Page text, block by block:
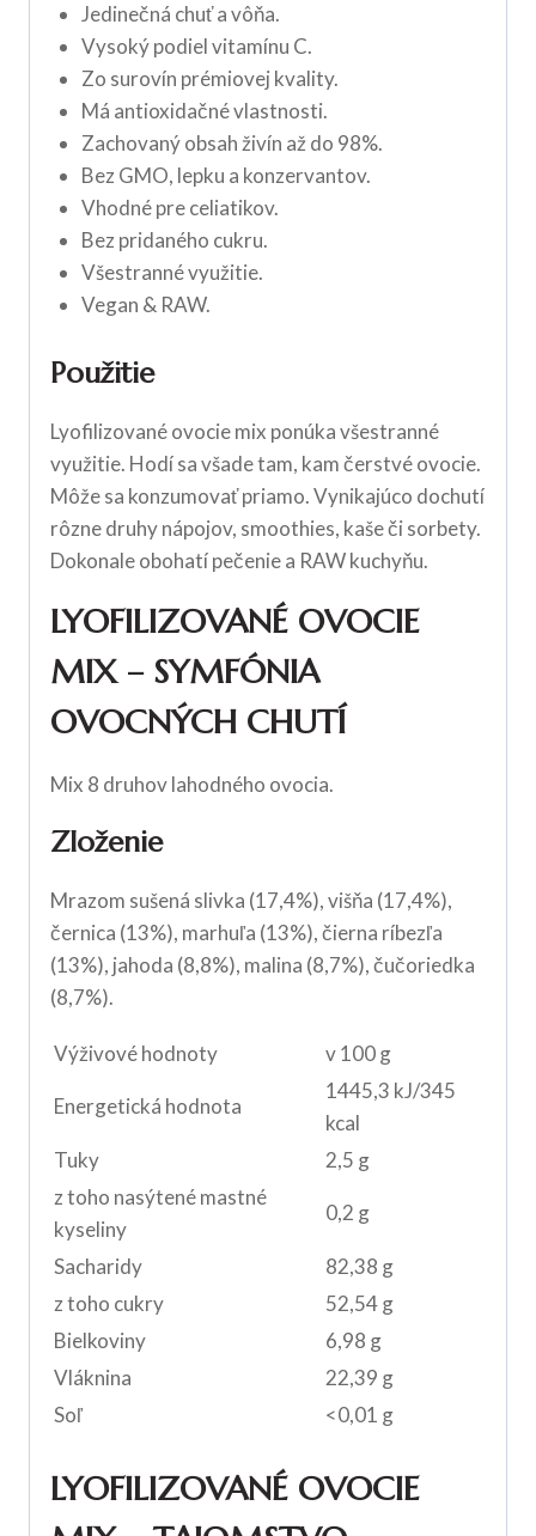
Jedinečná chuť a vôňa.
Vysoký podiel vitamínu C.
Zo surovín prémiovej kvality.
Má antioxidačné vlastnosti.
Zachovaný obsah živín až do 98%.
Bez GMO, lepku a konzervantov.
Vhodné pre celiatikov.
Bez pridaného cukru.
Všestranné využitie.
Vegan & RAW.
Použitie
Lyofilizované ovocie mix ponúka všestranné
využitie. Hodí sa všade tam, kam čerstvé ovocie.
Môže sa konzumovať priamo. Vynikajúco dochutí
rôzne druhy nápojov, smoothies, kaše či sorbety.
Dokonale obohatí pečenie a RAW kuchyňu.
LYOFILIZOVANÉ OVOCIE
MIX – SYMFÓNIA
OVOCNÝCH CHUTÍ
Mix 8 druhov lahodného ovocia.
Zloženie
Mrazom sušená slivka (17,4%), višňa (17,4%),
černica (13%), marhuľa (13%), čierna ríbezľa
(13%), jahoda (8,8%), malina (8,7%), čučoriedka
(8,7%).
Výživové hodnoty v 100 g
Energetická hodnota
1445,3 kJ/345
kcal
Tuky
2,5 g
z toho nasýtené mastné
kyseliny
0,2 g
Sacharidy
82,38 g
z toho cukry
52,54 g
Bielkoviny
6,98 g
Vláknina
22,39 g
Soľ
<0,01 g
LYOFILIZOVANÉ OVOCIE